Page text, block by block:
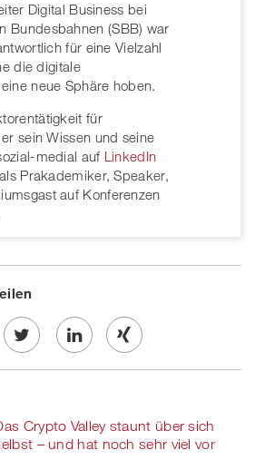
Digital Business bei
Bundesbahnen (SBB) war
für eine Vielzahl
die digitale
neue Sphäre hoben.
für
sein Wissen und seine
medial auf LinkedIn
Prakademiker, Speaker,
auf Konferenzen
Twe
on
Share
linkedin
Share
Xing
Crypto Valley staunt über sich
– und hat noch sehr viel vor